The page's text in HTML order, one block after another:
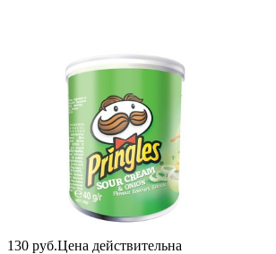
130 руб.Цена действительна